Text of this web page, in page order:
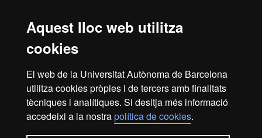
Aquest lloc web utilitza
cookies
El web de la Universitat Autònoma de Barcelona
utilitza cookies pròpies i de tercers amb finalitats
tècniques i analítiques. Si desitja més informació
accedeixi a la nostrapolítica de cookies.